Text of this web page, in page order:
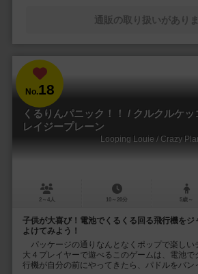
通販の取り扱いがあり
No.18
くるりんパニック！！ / クルクルケッ
レイジープレーン
Looping Louie / Crazy
2～4人 10～20分 5歳～
子供が大喜び！電池でくるくる回る飛行機をジ
よけてみよう！
パッケージの通りなんとなくポップで楽しい
大４プレイヤーで遊べるこのゲームは、電池
行機が自分の前にやってきたら、パドルをバン